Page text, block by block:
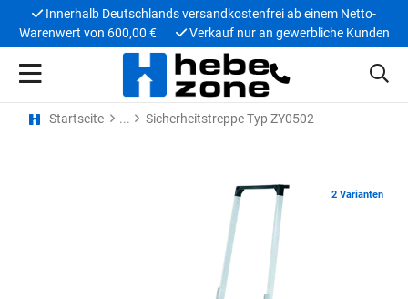
Innerhalb Deutschlands versandkostenfrei ab einem Netto-
Warenwert von 600,00 €
Verkauf nur an gewerbliche Kunden
Startseite Sicherheitstreppe Typ ZY0502
2 Varianten